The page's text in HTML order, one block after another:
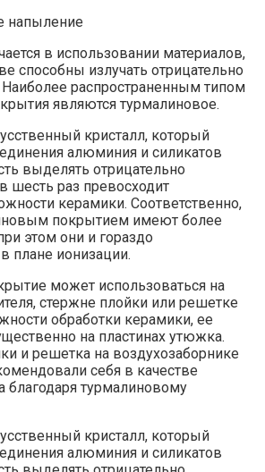
напыление
в использовании материалов,
способны излучать отрицательно
распространенным типом
являются турмалиновое.
кристалл, который
алюминия и силикатов
выделять отрицательно
раз превосходит
керамики. Соответственно,
покрытием имеют более
этом они и гораздо
плане ионизации.
может использоваться на
стержне плойки или решетке
обработки керамики, ее
на пластинах утюжка.
и решетка на воздухозаборнике
себя в качестве
благодаря турмалиновому
кристалл, который
алюминия и силикатов